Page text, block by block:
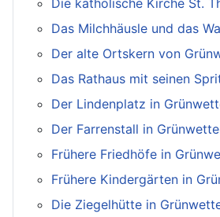
Das Milchhäusle und das
Der alte Ortskern von
Das Rathaus mit seinen
Der Lindenplatz in
Der Farrenstall in
Frühere Friedhöfe in
Frühere Kindergärten in
Die Ziegelhütte in